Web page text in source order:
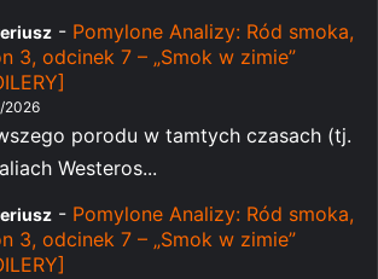
- Pomylone Analizy: Ród smoka,
3, odcinek 7 – „Smok w zimie”
2026
porodu w tamtych czasach (tj.
Westeros...
- Pomylone Analizy: Ród smoka,
3, odcinek 7 – „Smok w zimie”